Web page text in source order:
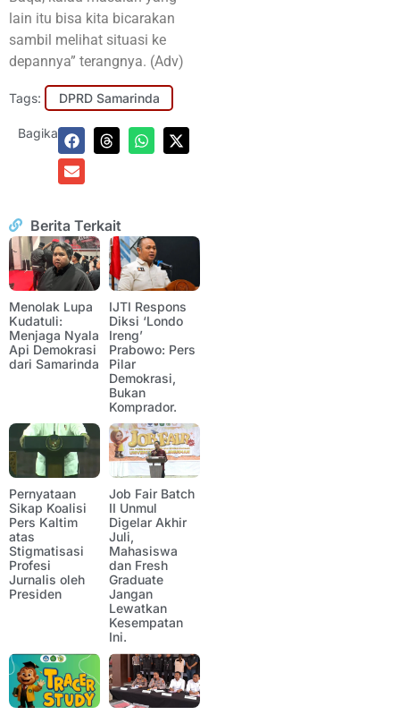
lain itu bisa kita bicarakan
sambil melihat situasi ke
depannya” terangnya. (Adv)
Tags: DPRD Samarinda
Bagikan:
Berita Terkait
Menolak Lupa
Kudatuli:
Menjaga Nyala
Api Demokrasi
dari Samarinda
IJTI Respons
Diksi ‘Londo
Ireng’
Prabowo: Pers
Pilar
Demokrasi,
Bukan
Komprador.
Pernyataan
Sikap Koalisi
Pers Kaltim
atas
Stigmatisasi
Profesi
Jurnalis oleh
Presiden
Job Fair Batch
II Unmul
Digelar Akhir
Juli,
Mahasiswa
dan Fresh
Graduate
Jangan
Lewatkan
Kesempatan
Ini.